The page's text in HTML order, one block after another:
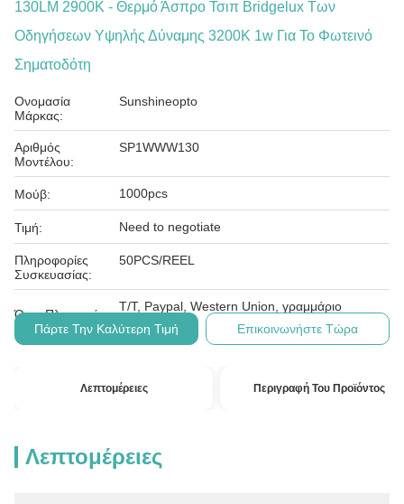
130LM 2900K - Θερμό Άσπρο Τσιπ Bridgelux Των
Οδηγήσεων Υψηλής Δύναμης 3200K 1w Για Το Φωτεινό
Σηματοδότη
Ονομασία
Μάρκας:
Sunshineopto
Αριθμός
Μοντέλου:
SP1WWW130
Μούβ: 1000pcs
Τιμή: Need to negotiate
Πληροφορίες
Συσκευασίας:
50PCS/REEL
Όροι Πληρωμής:
T/T, Paypal, Western Union, γραμμάριο
Πάρτε Την Καλύτερη Τιμή Επικοινωνήστε Τώρα
Λεπτομέρειες Περιγραφή Του Προϊόντος
Λεπτομέρειες